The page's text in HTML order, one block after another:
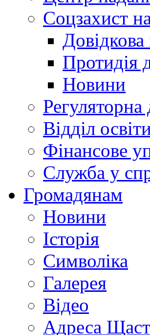
Соцзахист
Протидія
Новини
Регуляторна
Відділ
Фінансове
Служба у
Громадянам
Новини
Історія
Символіка
Галерея
Відео
Адреса